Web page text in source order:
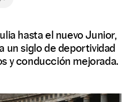
hasta el nuevo Junior,
un siglo de deportividad
y conducción mejorada.